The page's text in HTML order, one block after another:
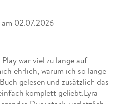
am 02.07.2026
war viel zu lange auf
ehrlich, warum ich so lange
gelesen und zusätzlich das
komplett geliebt.Lyra